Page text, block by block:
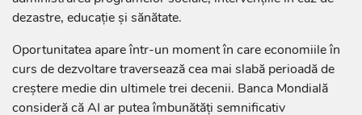
dezastre, educație și sănătate.
Oportunitatea apare într-un moment în care economiile în
curs de dezvoltare traversează cea mai slabă perioadă de
creștere medie din ultimele trei decenii. Banca Mondială
consideră că AI ar putea îmbunătăți semnificativ